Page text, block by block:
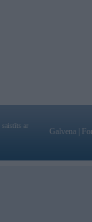
saistīts ar
Galvena